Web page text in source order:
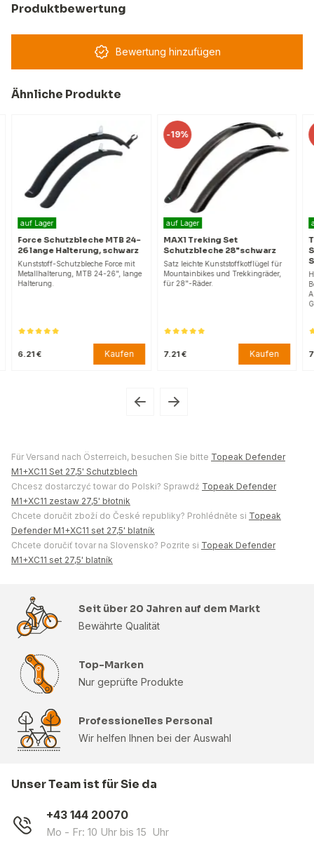
Produktbewertung
Bewertung hinzufügen
Ähnliche Produkte
auf Lager
Force Schutzbleche MTB 24-
26 lange Halterung, schwarz
Kunststoff-Schutzbleche Force mit
Metallhalterung, MTB 24-26", lange
Halterung.
6.21 € Kaufen
-19%
auf Lager
MAX1 Treking Set
Schutzbleche 28"schwarz
Satz leichte Kunststoffkotflügel für
Mountainbikes und Trekkingräder,
für 28"-Räder.
7.21 € Kaufen
Für Versand nach Österreich, besuchen Sie bitte Topeak Defender
M1+XC11 Set 27,5' Schutzblech
Chcesz dostarczyć towar do Polski? Sprawdź Topeak Defender
M1+XC11 zestaw 27,5' błotnik
Chcete doručit zboží do České republiky? Prohlédněte si Topeak
Defender M1+XC11 set 27,5' blatník
Chcete doručiť tovar na Slovensko? Pozrite si Topeak Defender
M1+XC11 set 27,5' blatník
Seit über 20 Jahren auf dem Markt
Bewährte Qualität
Top-Marken
Nur geprüfte Produkte
Professionelles Personal
Wir helfen Ihnen bei der Auswahl
Unser Team ist für Sie da
+43 144 20070
Mo - Fr: 10 Uhr bis 15 Uhr